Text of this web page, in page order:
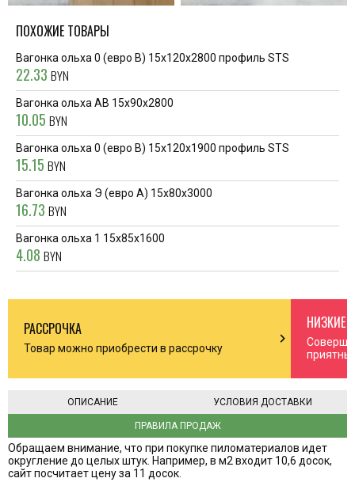
ПОХОЖИЕ ТОВАРЫ
Вагонка ольха 0 (евро В) 15х120х2800 профиль STS
22.33 BYN
Вагонка ольха AB 15х90х2800
10.05 BYN
Вагонка ольха 0 (евро В) 15х120х1900 профиль STS
15.15 BYN
Вагонка ольха Э (евро А) 15х80х3000
16.73 BYN
Вагонка ольха 1 15х85х1600
4.08 BYN
РАССРОЧКА
Товар можно приобрести в рассрочку chevron_right
НИЗКИЕ
ПРАВИЛА ПРОДАЖ
ОПИСАНИЕ УСЛОВИЯ ДОСТАВКИ
Обращаем внимание, что при покупке пиломатериалов идет
округление до целых штук. Например, в м2 входит 10,6 досок,
сайт посчитает цену за 11 досок.